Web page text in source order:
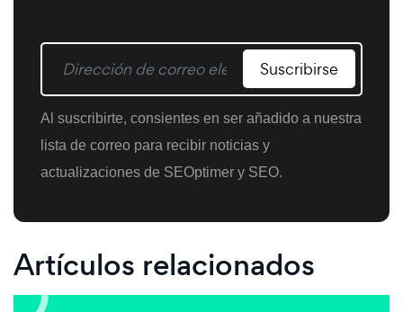
Suscribirse
Al suscribirte, consientes en ser añadido a nuestra
lista de correo para recibir noticias y
actualizaciones de SEOptimer y SEO.
Artículos relacionados